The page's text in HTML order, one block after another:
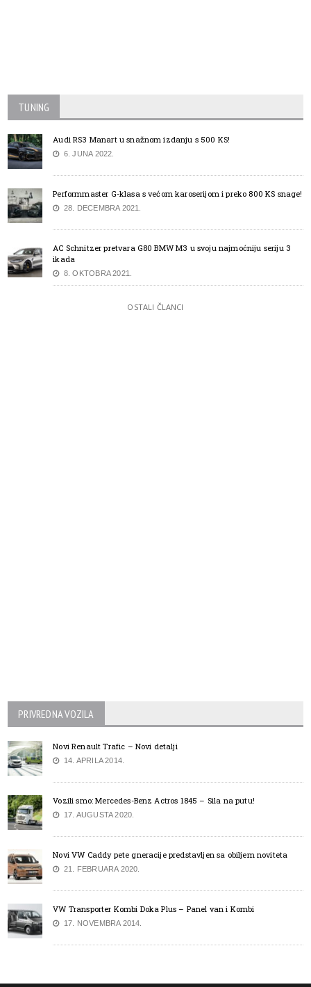
TUNING
Audi RS3 Manart u snažnom izdanju s 500 KS!
6. JUNA 2022.
Performmaster G-klasa s većom karoserijom i preko 800 KS snage!
28. DECEMBRA 2021.
AC Schnitzer pretvara G80 BMW M3 u svoju najmoćniju seriju 3
ikada
8. OKTOBRA 2021.
OSTALI ČLANCI
PRIVREDNA VOZILA
Novi Renault Trafic – Novi detalji
14. APRILA 2014.
Vozili smo: Mercedes-Benz Actros 1845 – Sila na putu!
17. AUGUSTA 2020.
Novi VW Caddy pete gneracije predstavljen sa obiljem noviteta
21. FEBRUARA 2020.
VW Transporter Kombi Doka Plus – Panel van i Kombi
17. NOVEMBRA 2014.